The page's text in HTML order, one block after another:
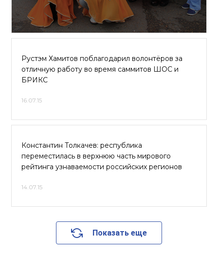
Рустэм Хамитов поблагодарил волонтёров за
отличную работу во время саммитов ШОС и
БРИКС
16.07.15
Константин Толкачев: республика
переместилась в верхнюю часть мирового
рейтинга узнаваемости российских регионов
14.07.15
Показать еще